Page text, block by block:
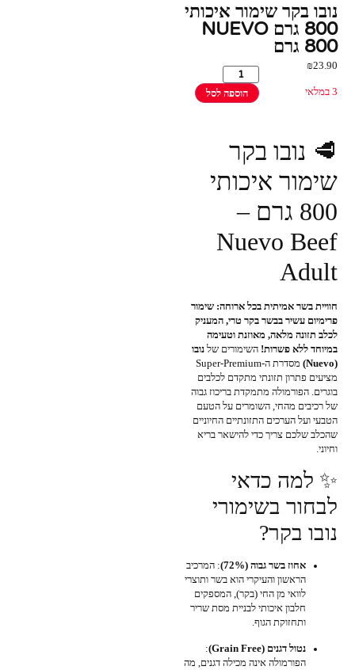
נובו בקר שימור איכותי
800 גרם NUEVO
800 גרם
₪23.90
3 במלאי הוספה לסל
🥩 נובו בקר
שימור איכותי
800 גרם –
Nuevo Beef
Adult
חוויית בשר אמיתית בכל ארוחה: שימור
פרימיום עשיר בבשר בקר טרי, המעניק
לכלב תזונה מלאה, מאוזנת וטעימה
במיוחד ללא פשרות! השימורים שלנובו
(Nuevo)
מסדרת ה-Super-Premium
מציעים פתרון תזונתי מתקדם לכלבים
בוגרים. הפורמולה מתמקדת בריכוז גבוה
של רכיבים מהחי, השומרים על הטעם
הטבעי ועל הערכים התזונתיים החיוניים
שהכלב שלכם צריך כדי להישאר בריא
וחיוני.
✨ למה כדאי
לבחור בשימורי
נובו בקר?
אחוז בשר גבוה (72%)
: המרכיב
הראשון והעיקרי הוא בשר ותוצרי
לוואי מן החי (בקר), המספקים
חלבון איכותי לבניית מסת שריר
ותחזוקת הגוף.
נטול דגנים (Grain Free)
:
הפורמולה אינה מכילה דגנים, מה